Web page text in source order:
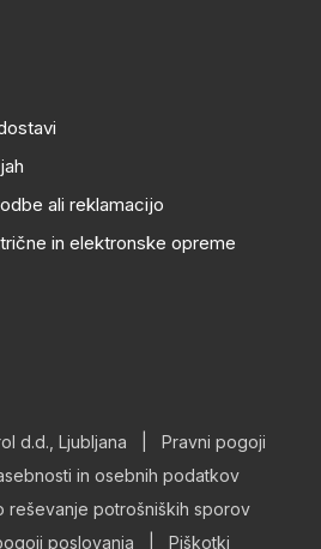
ali reklamacijo
in elektronske opreme
d.d., Ljubljana
Pravni pogoji
in osebnih podatkov
reševanje potrošniških sporov
poslovanja Piškotki